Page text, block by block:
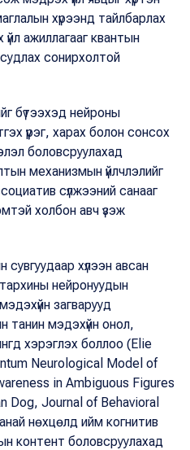
хүрээнд тайлбарлах
ажиллагааг квантын
сонирхолтой
бүтээхэд нейроны
үүрэг, харах болон сонсох
боловсруулахад
механизмын үйлчлэлийг
сүлжээний санааг
холбон авч үзэж
сувгуудаар хүлээн авсан
нейронуудын
загварууд
танин мэдэхүйн онол,
хэрэглэх боллоо (Elie
Neurological Model of
in Ambiguous Figures
Dog, Journal of Behavioral
нөхцөлд ийм когнитив
контент боловсруулахад